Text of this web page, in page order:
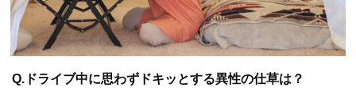
Q.ドライブ中に思わずドキッとする異性の仕草は？